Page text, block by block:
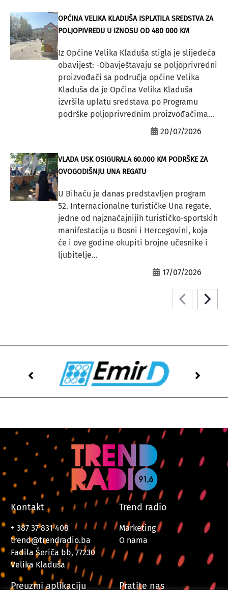
OPĆINA VELIKA KLADUŠA ISPLATILA SREDSTVA ZA
POLJOPIVREDU U IZNOSU OD 480 000 KM
Iz Općine Velika Kladuša stigla je slijedeća
obavijest: -Obavještavaju se poljoprivredni
proizvođači sa područja općine Velika
Kladuša da je Općina Velika Kladuša
izvršila uplatu sredstava po Programu
podrške poljoprivrednim proizvođačima...
20/07/2026
VLADA USK OSIGURALA 60.000 KM PODRŠKE ZA
OVOGODIŠNJU UNA REGATU
U Bihaću je danas predstavljen program
52. Internacionalne turističke Una regate,
jedne od najznačajnijih turističko-sportskih
manifestacija u Bosni i Hercegovini, koja
će i ove godine okupiti brojne učesnike i
ljubitelje...
17/07/2026
Kontakt
+ 387 37 831 408
trend@trendradio.ba
Fadila Šeriča bb, 77230
Velika Kladuša
Trend radio
Marketing
O nama
Preuzmi aplikaciju Pratite nas